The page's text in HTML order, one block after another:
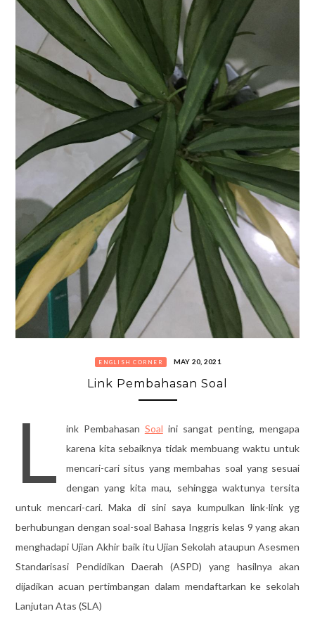
ENGLISH CORNER MAY 20, 2021
Link Pembahasan Soal
L ink Pembahasan Soal ini sangat penting, mengapa
karena kita sebaiknya tidak membuang waktu untuk
mencari-cari situs yang membahas soal yang sesuai
dengan yang kita mau, sehingga waktunya tersita
untuk mencari-cari. Maka di sini saya kumpulkan link-link yg
berhubungan dengan soal-soal Bahasa Inggris kelas 9 yang akan
menghadapi Ujian Akhir baik itu Ujian Sekolah ataupun Asesmen
Standarisasi Pendidikan Daerah (ASPD) yang hasilnya akan
dijadikan acuan pertimbangan dalam mendaftarkan ke sekolah
Lanjutan Atas (SLA)